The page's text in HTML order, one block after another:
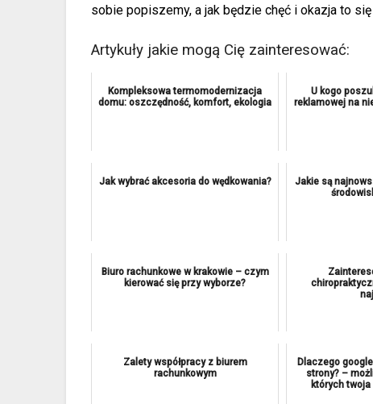
sobie popiszemy, a jak będzie chęć i okazja to
Artykuły jakie mogą Cię zainteresować:
Kompleksowa termomodernizacja
domu: oszczędność, komfort, ekologia
U kogo
reklamowej na
Jak wybrać akcesoria do wędkowania?
Jakie są
Biuro rachunkowe w krakowie – czym
kierować się przy wyborze?
Zalety współpracy z biurem
rachunkowym
Dlaczego
strony? –
których